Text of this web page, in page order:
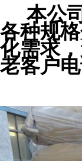
本公
各种规
化需求
老客户